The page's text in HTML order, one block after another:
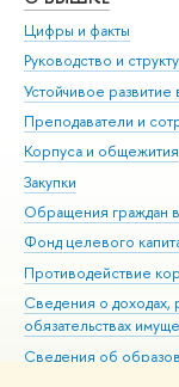
Цифры и факты
Руководство и
Устойчивое
Преподаватели и
Корпуса и общежития
Закупки
Обращения
Фонд целевого
Противодействие
Сведения о доходах,
обязательствах
Сведения об